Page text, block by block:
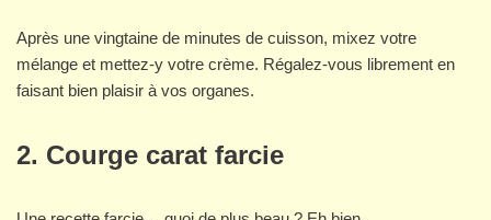
Après une vingtaine de minutes de cuisson, mixez votre
mélange et mettez-y votre crème. Régalez-vous librement en
faisant bien plaisir à vos organes.
2. Courge carat farcie